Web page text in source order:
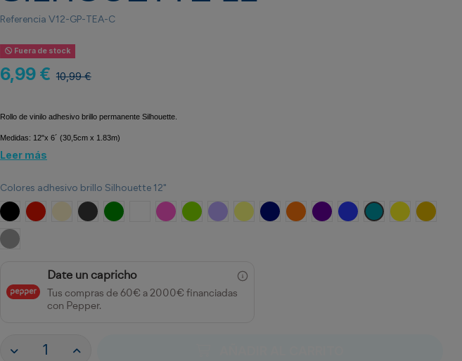
Referencia V12-GP-TEA-C
Fuera de stock
6,99 € 10,99 €
Rollo de vinilo adhesivo brillo permanente Silhouette.
Medidas: 12"x 6´ (30,5cm x 1.83m)
Leer más
Colores adhesivo brillo Silhouette 12"
Negro
Rojo Beige Gris Verde oscuro
Blanco Rosa oscuro
Verde LavandaLimón Azul Marino
NaranjaMoradoAzul Royal
Teal AmarilloOro
Plata
Date un capricho
Tus compras de 60€ a 2000€ financiadas
con Pepper.